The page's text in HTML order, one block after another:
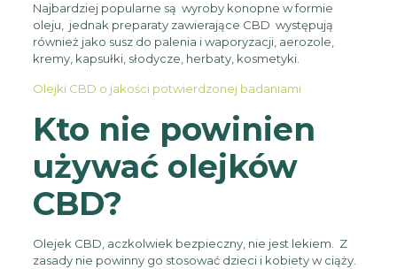
Najbardziej popularne są wyroby konopne w formie
oleju, jednak preparaty zawierające CBD występują
również jako susz do palenia i waporyzacji, aerozole,
kremy, kapsułki, słodycze, herbaty, kosmetyki.
Olejki CBD o jakości potwierdzonej badaniami
Kto nie powinien
używać olejków
CBD?
Olejek CBD, aczkolwiek bezpieczny, nie jest lekiem. Z
zasady nie powinny go stosować dzieci i kobiety w ciąży.